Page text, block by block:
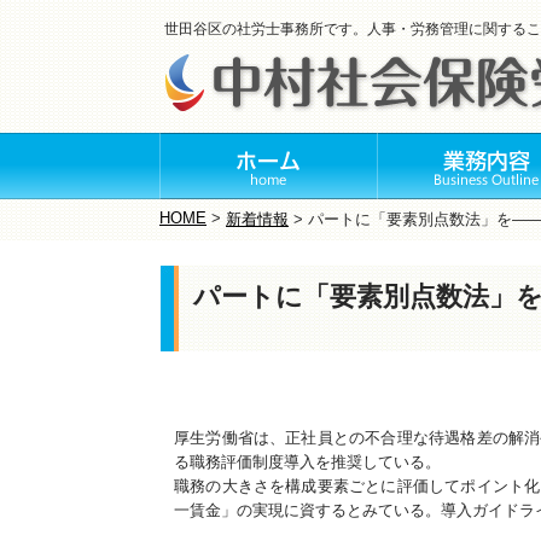
世田谷区の社労士事務所です。人事・労務管理に関する
HOME > 新着情報 > パートに「要素別点数法」を
パートに「要素別点数法」
厚生労働省は、正社員との不合理な待遇格差の解
る職務評価制度導入を推奨している。
職務の大きさを構成要素ごとに評価してポイント
一賃金」の実現に資するとみている。導入ガイド